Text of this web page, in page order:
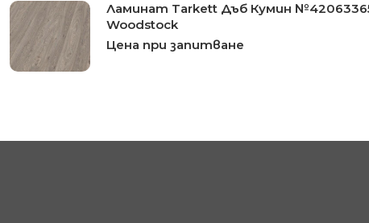
Ламинат Tarkett Дъб Кумин
Woodstock
Цена при запитване